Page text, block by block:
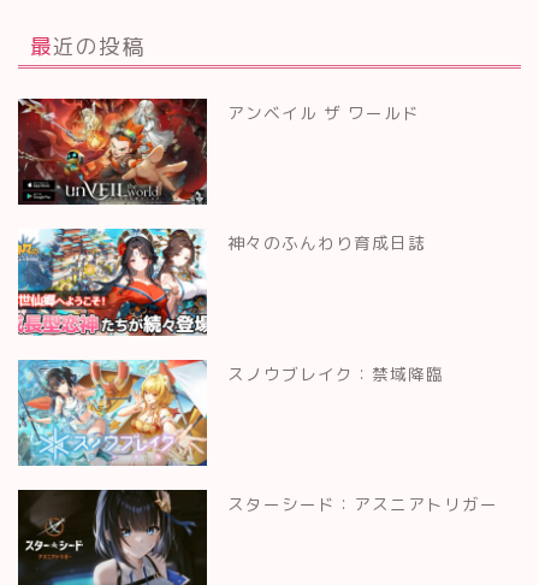
最近の投稿
アンベイル ザ ワールド
神々のふんわり育成日誌
スノウブレイク：禁域降臨
スターシード：アスニアトリガー